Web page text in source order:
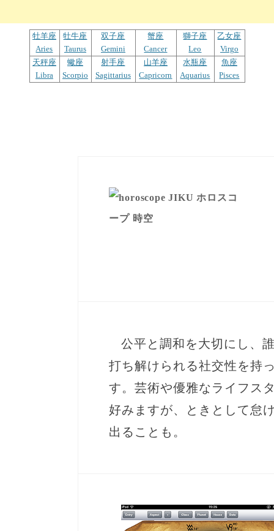
牡羊座
Aries
牡牛座
Taurus
双子座
Gemini
蟹座
Cancer
獅子座
Leo
乙女座
Virgo
天秤座
Libra
蠍座
Scorpio
射手座
Sagittarius
山羊座
Capricorn
水瓶座
Aquarius
魚座
Pisces
公平と調和を大切にし、
打ち解けられる社交性を持
す。芸術や優雅なライフス
好みますが、ときとして怠
出ることも。